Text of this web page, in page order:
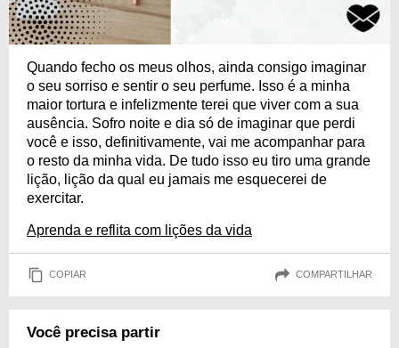
Quando fecho os meus olhos, ainda consigo imaginar
o seu sorriso e sentir o seu perfume. Isso é a minha
maior tortura e infelizmente terei que viver com a sua
ausência. Sofro noite e dia só de imaginar que perdi
você e isso, definitivamente, vai me acompanhar para
o resto da minha vida. De tudo isso eu tiro uma grande
lição, lição da qual eu jamais me esquecerei de
exercitar.
Aprenda e reflita com lições da vida
COPIAR COMPARTILHAR
Você precisa partir